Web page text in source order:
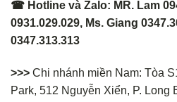
☎ Hotline và Zalo: MR. Lam
0931.029.029, Ms. Giang
0347.313.313
>>> Chi nhánh miền Nam: Tòa
Park, 512 Nguyễn Xiển, P. Long